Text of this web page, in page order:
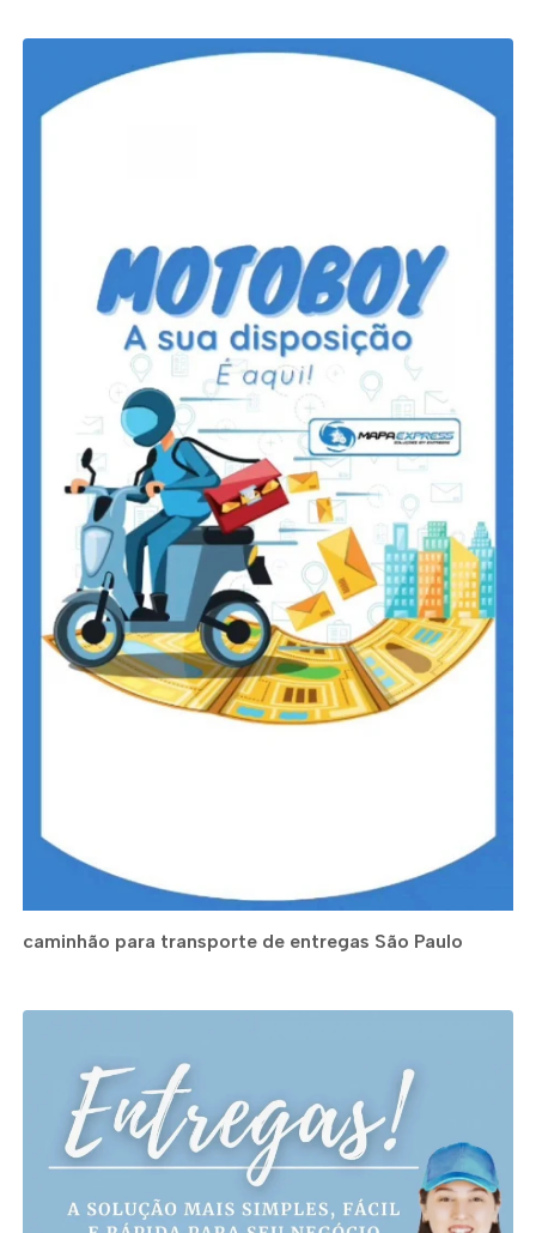
caminhão para transporte de entregas São Paulo